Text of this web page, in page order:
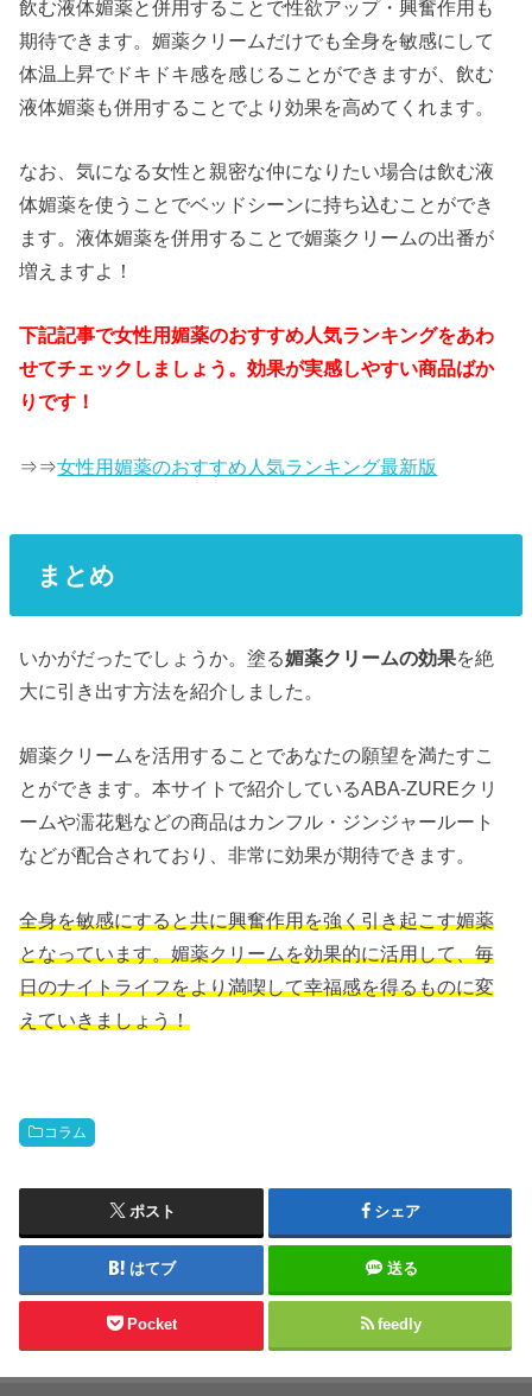
飲む液体媚薬と併用することで性欲アップ・興奮作用も
期待できます。媚薬クリームだけでも全身を敏感にして
体温上昇でドキドキ感を感じることができますが、飲む
液体媚薬も併用することでより効果を高めてくれます。
なお、気になる女性と親密な仲になりたい場合は飲む液
体媚薬を使うことでベッドシーンに持ち込むことができ
ます。液体媚薬を併用することで媚薬クリームの出番が
増えますよ！
下記記事で女性用媚薬のおすすめ人気ランキングをあわ
せてチェックしましょう。効果が実感しやすい商品ばか
りです！
⇒⇒女性用媚薬のおすすめ人気ランキング最新版
まとめ
いかがだったでしょうか。塗る媚薬クリームの効果を絶
大に引き出す方法を紹介しました。
媚薬クリームを活用することであなたの願望を満たすこ
とができます。本サイトで紹介しているABA-ZUREクリ
ームや濡花魁などの商品はカンフル・ジンジャールート
などが配合されており、非常に効果が期待できます。
全身を敏感にすると共に興奮作用を強く引き起こす媚薬
となっています。媚薬クリームを効果的に活用して、毎
日のナイトライフをより満喫して幸福感を得るものに変
えていきましょう！
コラム
ポスト シェア
はてブ 送る
Pocket feedly